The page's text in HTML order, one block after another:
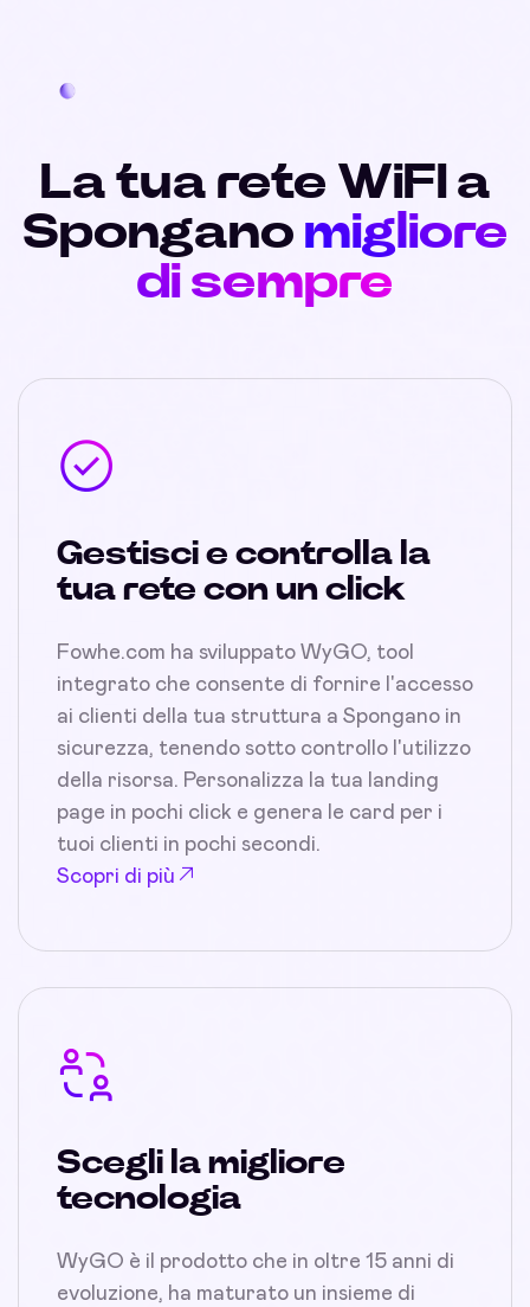
La tua rete WiFI a
Spongano migliore
di sempre
Gestisci e controlla la
tua rete con un click
Fowhe.com ha sviluppato WyGO, tool
integrato che consente di fornire l'accesso
ai clienti della tua struttura a Spongano in
sicurezza, tenendo sotto controllo l'utilizzo
della risorsa. Personalizza la tua landing
page in pochi click e genera le card per i
tuoi clienti in pochi secondi.
Scopri di più
Scegli la migliore
tecnologia
WyGO è il prodotto che in oltre 15 anni di
evoluzione, ha maturato un insieme di